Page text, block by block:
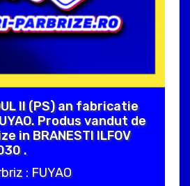
II (PS) an fabricatie
Produs vandut de
in BRANESTI ILFOV
.
: FUYAO